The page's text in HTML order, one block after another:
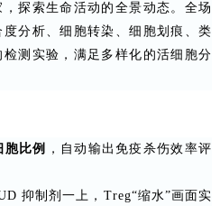
探索生命活动的全景动态。全场
分析、细胞转染、细胞划痕、类
测实验，满足多样化的活细胞分
比例
，自动输出免疫杀伤效率评
抑制剂一上，Treg“缩水”画面实